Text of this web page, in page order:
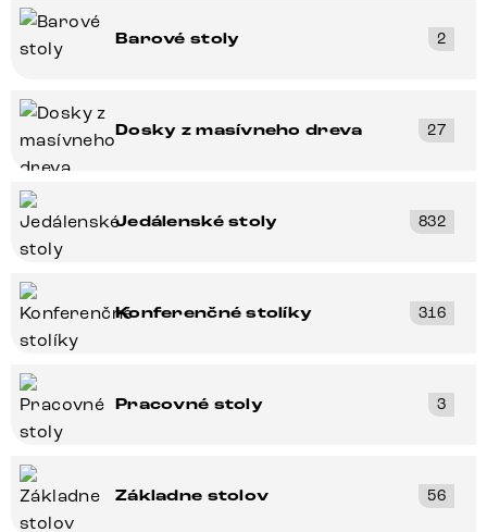
Barové stoly 2
Dosky z masívneho dreva 27
Jedálenské stoly 832
Konferenčné stolíky 316
Pracovné stoly 3
Základne stolov 56